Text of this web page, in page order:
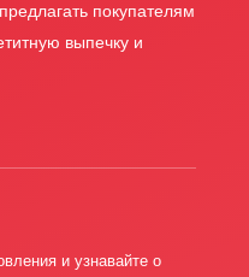
покупателям
выпечку и
и узнавайте о